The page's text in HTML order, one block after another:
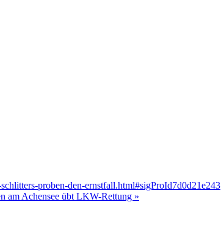
proben-den-ernstfall.html#sigProId7d0d21e243
am Achensee übt LKW-Rettung »